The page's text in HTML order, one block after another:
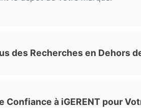
des Recherches en Dehors
Confiance à iGERENT pour